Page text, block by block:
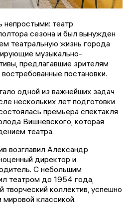
непростыми: театр
сезона и был вынужден
театральную жизнь города
музыкально-
предлагавшие зрителям
постановки.
одной из важнейших задач
нескольких лет подготовки
премьера спектакля
Вишневского, которая
театра.
возглавил Александр
директор и
С небольшим
театром до 1954 года,
творческий коллектив, успешно
классикой.